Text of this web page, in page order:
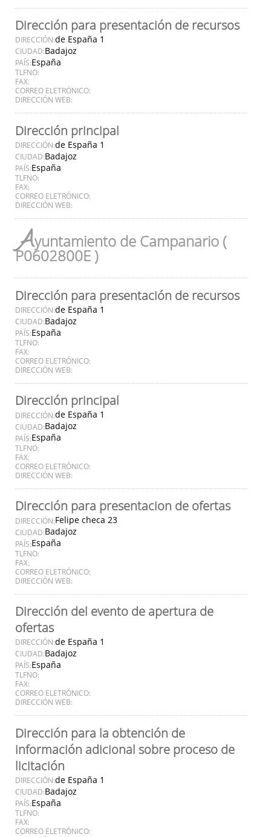
Dirección para presentación de recursos
DIRECCIÓN:de España 1
CIUDAD:Badajoz
PAÍS:España
TLFNO:
FAX:
CORREO ELETRÓNICO:
DIRECCIÓN WEB:
Dirección principal
DIRECCIÓN:de España 1
CIUDAD:Badajoz
PAÍS:España
TLFNO:
FAX:
CORREO ELETRÓNICO:
DIRECCIÓN WEB:
Ayuntamiento de Campanario (
P0602800E )
Dirección para presentación de recursos
DIRECCIÓN:de España 1
CIUDAD:Badajoz
PAÍS:España
TLFNO:
FAX:
CORREO ELETRÓNICO:
DIRECCIÓN WEB:
Dirección principal
DIRECCIÓN:de España 1
CIUDAD:Badajoz
PAÍS:España
TLFNO:
FAX:
CORREO ELETRÓNICO:
DIRECCIÓN WEB:
Dirección para presentacion de ofertas
DIRECCIÓN:Felipe checa 23
CIUDAD:Badajoz
PAÍS:España
TLFNO:
FAX:
CORREO ELETRÓNICO:
DIRECCIÓN WEB:
Dirección del evento de apertura de
ofertas
DIRECCIÓN:de España 1
CIUDAD:Badajoz
PAÍS:España
TLFNO:
FAX:
CORREO ELETRÓNICO:
DIRECCIÓN WEB:
Dirección para la obtención de
información adicional sobre proceso de
licitación
DIRECCIÓN:de España 1
CIUDAD:Badajoz
PAÍS:España
TLFNO:
FAX:
CORREO ELETRÓNICO: